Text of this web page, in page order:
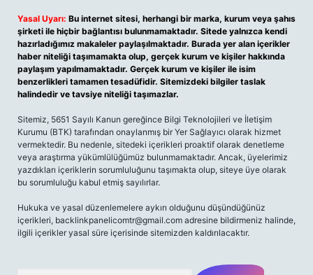
Yasal Uyarı: Bu internet sitesi, herhangi bir marka, kurum veya şahıs
şirketi ile hiçbir bağlantısı bulunmamaktadır. Sitede yalnızca kendi
hazırladığımız makaleler paylaşılmaktadır. Burada yer alan içerikler
haber niteliği taşımamakta olup, gerçek kurum ve kişiler hakkında
paylaşım yapılmamaktadır. Gerçek kurum ve kişiler ile isim
benzerlikleri tamamen tesadüfidir. Sitemizdeki bilgiler taslak
halindedir ve tavsiye niteliği taşımazlar.
Sitemiz, 5651 Sayılı Kanun gereğince Bilgi Teknolojileri ve İletişim
Kurumu (BTK) tarafından onaylanmış bir Yer Sağlayıcı olarak hizmet
vermektedir. Bu nedenle, sitedeki içerikleri proaktif olarak denetleme
veya araştırma yükümlülüğümüz bulunmamaktadır. Ancak, üyelerimiz
yazdıkları içeriklerin sorumluluğunu taşımakta olup, siteye üye olarak
bu sorumluluğu kabul etmiş sayılırlar.
Hukuka ve yasal düzenlemelere aykırı olduğunu düşündüğünüz
içerikleri, backlinkpanelicomtr@gmail.com adresine bildirmeniz halinde,
ilgili içerikler yasal süre içerisinde sitemizden kaldırılacaktır.